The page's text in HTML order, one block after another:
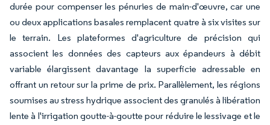
durée pour compenser les pénuries de main-d'œuvre, car une
ou deux applications basales remplacent quatre à six visites sur
le terrain. Les plateformes d'agriculture de précision qui
associent les données des capteurs aux épandeurs à débit
variable élargissent davantage la superficie adressable en
offrant un retour sur la prime de prix. Parallèlement, les régions
soumises au stress hydrique associent des granulés à libération
lente à l'irrigation goutte-à-goutte pour réduire le lessivage et le